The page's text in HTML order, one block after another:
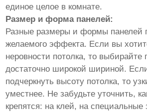
единое целое в комнате.
Размер и форма панелей:
Разные размеры и формы панелей
желаемого эффекта. Если вы
неровности потолка, то выбирайте
достаточно широкой шириной.
подчеркнуть высоту потолка, то
уместнее. Не забудьте уточнить,
крепятся: на клей, на